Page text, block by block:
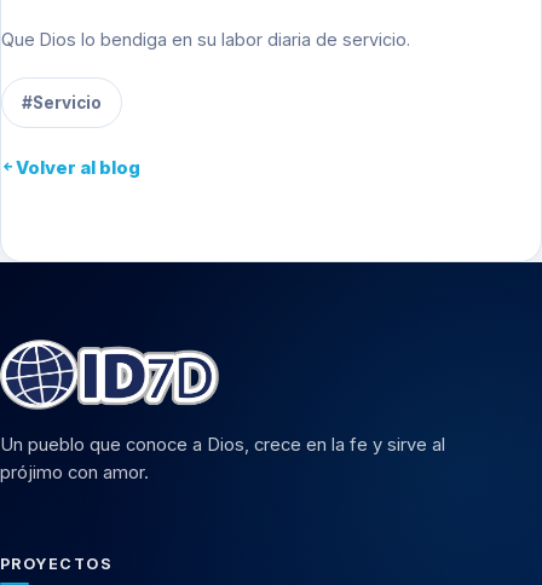
Que Dios lo bendiga en su labor diaria de servicio.
#Servicio
Volver al blog
Un pueblo que conoce a Dios, crece en la fe y sirve al
prójimo con amor.
PROYECTOS